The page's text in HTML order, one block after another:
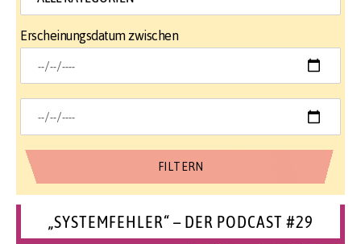
Erscheinungsdatum zwischen
„SYSTEMFEHLER“ – DER PODCAST #29